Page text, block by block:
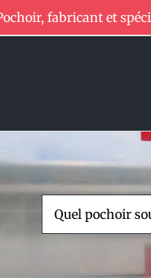
fabricant et
Rechercher: